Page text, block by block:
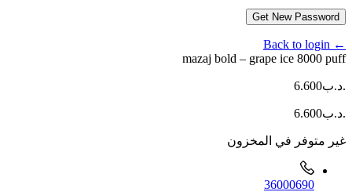
Get New Password
← Back to login
mazaj bold – grape ice 8000 puff
.د.ب6.600
.د.ب6.600
غير متوفر في المخزون
36000690